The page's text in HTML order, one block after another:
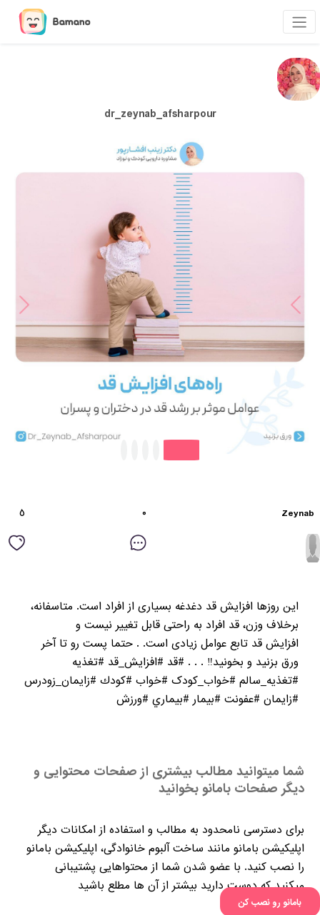
dr_zeynab_afsharpour
Zeynab ۰ ٥
این روزها افزایش قد دغدغه بسیاری از افراد است. متاسفانه،
برخلاف وزن، قد افراد به راحتی قابل تغییر نیست و
افزایش قد تابع عوامل زیادی است. . حتما پست رو تا آخر
ورق بزنيد و بخونيد‼️ . . . #قد #افزايش_قد #تغذيه
#تغذيه_سالم #خواب_کودک #خواب #كودك #زايمان_زودرس
#زايمان #عفونت #بيمار #بيماري #ورزش
شما میتوانید مطالب بیشتری از صفحات محتوایی و
دیگر صفحات بامانو بخوانید
برای دسترسی نامحدود به مطالب و استفاده از امکانات دیگر
اپلیکیشن بامانو مانند ساخت آلبوم خانوادگی، اپلیکیشن بامانو
را نصب کنید. با عضو شدن شما از محتواهایی پشتیبانی
میکنید که دوست دارید بیشتر از آن ها مطلع باشید
بامانو رو نصب کن
پست های مشابه